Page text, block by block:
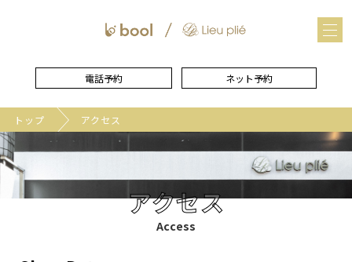
電話予約 ネット予約
メ
ニュー
を
トップ アクセス
アクセス
Access